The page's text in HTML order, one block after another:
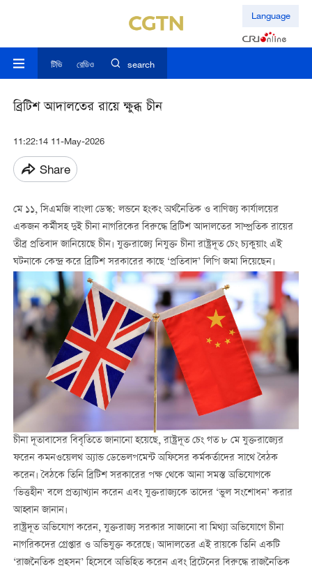
Language
টিভি রেডিও search
ব্রিটিশ আদালতের রায়ে ক্ষুব্ধ চীন
11:22:14 11-May-2026
Share
মে ১১, সিএমজি বাংলা ডেস্ক: লন্ডনে হংকং অর্থনৈতিক ও বাণিজ্য কার্যালয়ের
একজন কর্মীসহ দুই চীনা নাগরিকের বিরুদ্ধে ব্রিটিশ আদালতের সাম্প্রতিক রায়ের
তীব্র প্রতিবাদ জানিয়েছে চীন। যুক্তরাজ্যে নিযুক্ত চীনা রাষ্ট্রদূত চেং চ্যকুয়াং এই
ঘটনাকে কেন্দ্র করে ব্রিটিশ সরকারের কাছে ‘প্রতিবাদ’ লিপি জমা দিয়েছেন।
চীনা দূতাবাসের বিবৃতিতে জানানো হয়েছে, রাষ্ট্রদূত চেং গত ৮ মে যুক্তরাজ্যের
ফরেন কমনওয়েলথ অ্যান্ড ডেভেলপমেন্ট অফিসের কর্মকর্তাদের সাথে বৈঠক
করেন। বৈঠকে তিনি ব্রিটিশ সরকারের পক্ষ থেকে আনা সমস্ত অভিযোগকে
'ভিত্তহীন' বলে প্রত্যাখ্যান করেন এবং যুক্তরাজ্যকে তাদের ‘ভুল সংশোধন’ করার
আহ্বান জানান।
রাষ্ট্রদূত অভিযোগ করেন, যুক্তরাজ্য সরকার সাজানো বা মিথ্যা অভিযোগে চীনা
নাগরিকদের গ্রেপ্তার ও অভিযুক্ত করেছে। আদালতের এই রায়কে তিনি একটি
‘রাজনৈতিক প্রহসন’ হিসেবে অভিহিত করেন এবং ব্রিটেনের বিরুদ্ধে রাজনৈতিক